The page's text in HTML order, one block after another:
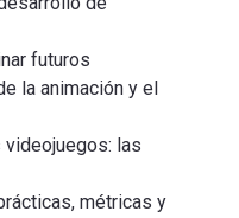
futuros
la animación y el
las
métricas y